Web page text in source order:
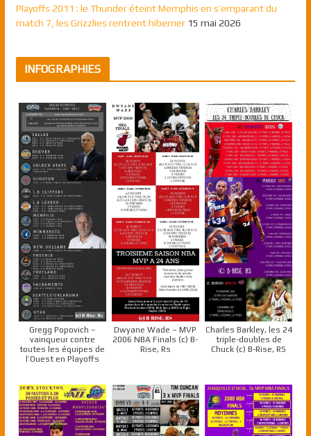
Playoffs 2011 : le Thunder éteint Memphis en s’emparant du
match 7, les Grizzlies rentrent hiberner 15 mai 2026
INFOGRAPHIES
Gregg Popovich –
vainqueur contre
toutes les équipes de
l’Ouest en Playoffs
Dwyane Wade – MVP
2006 NBA Finals (c) B-
Rise, Rs
Charles Barkley, les 24
triple-doubles de
Chuck (c) B-Rise, RS